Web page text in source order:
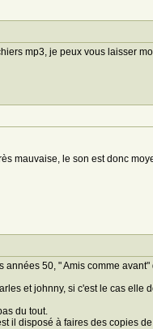
mp3, je peux vous laisser
mauvaise, le son est donc
50, " Amis comme
et johnny, si c'est le cas
du tout.
il disposé à faires des copies